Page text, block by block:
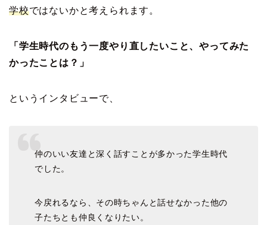
学校ではないかと考えられます。
「学生時代のもう一度やり直したいこと、やってみた
かったことは？」
というインタビューで、
仲のいい友達と深く話すことが多かった学生時代
でした。
今戻れるなら、その時ちゃんと話せなかった他の
子たちとも仲良くなりたい。